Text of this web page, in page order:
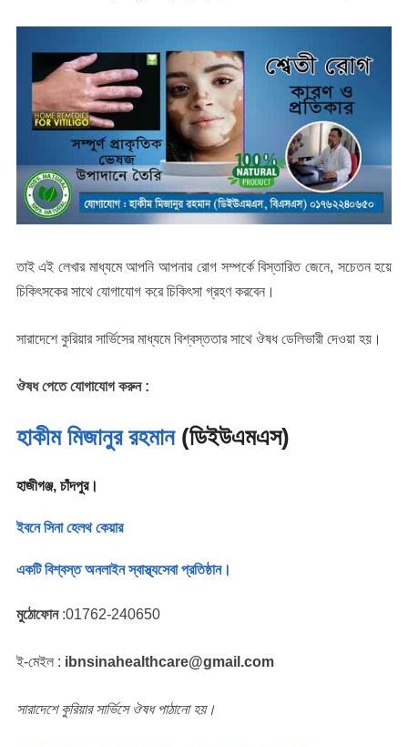
তাই এই লেখার মাধ্যমে আপনি আপনার রোগ সম্পর্কে বিস্তারিত জেনে, সচেতন হয়ে
চিকিৎসকের সাথে যোগাযোগ করে চিকিৎসা গ্রহণ করবেন।
সারাদেশে কুরিয়ার সার্ভিসের মাধ্যমে বিশ্বস্ততার সাথে ঔষধ ডেলিভারী দেওয়া হয়।
ঔষধ পেতে যোগাযোগ করুন :
হাকীম মিজানুর রহমান(ডিইউএমএস)
হাজীগঞ্জ, চাঁদপুর।
ইবনে সিনা হেলথ কেয়ার
একটি বিশ্বস্ত অনলাইন স্বাস্থ্যসেবা প্রতিষ্ঠান।
মুঠোফোন:01762-240650
ই-মেইল : ibnsinahealthcare@gmail.com
সারাদেশে কুরিয়ার সার্ভিসে ঔষধ পাঠানো হয়।